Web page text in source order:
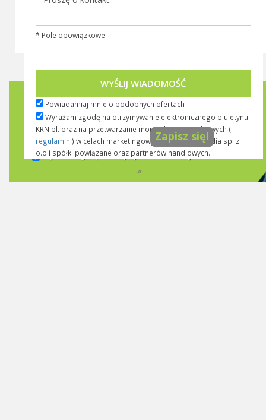
* Pole obowiązkowe
WYŚLIJ WIADOMOŚĆ
Powiadamiaj mnie o podobnych ofertach
Wyrażam zgodę na otrzymywanie elektronicznego biuletynu
KRN.pl. oraz na przetwarzanie moich danych osobowych (
regulamin ) w celach marketingowych przez KRN media sp. z
o.o.i spółki powiązane oraz partnerów handlowych.
Biuletyn KRN.pl
Zapisz się!
Wyrażam zgodę na otrzymywanie informacji...rozwiń >>